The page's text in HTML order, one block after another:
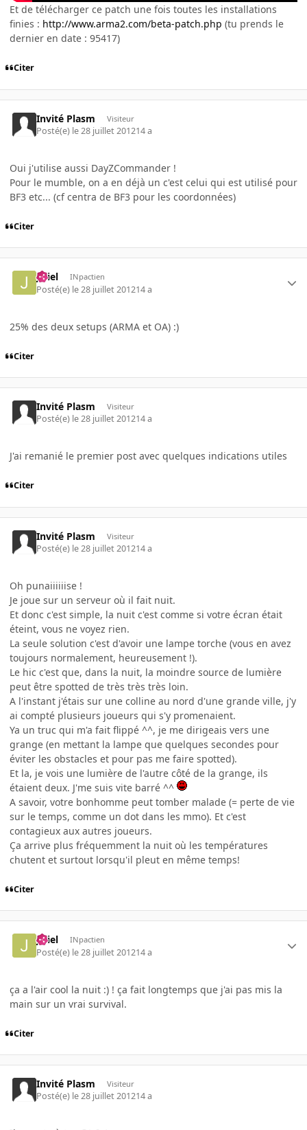
Et de télécharger ce patch une fois toutes les installations
finies : http://www.arma2.com/beta-patch.php (tu prends le
dernier en date : 95417)
Citer
Invité Plasm Visiteur
Posté(e) le 28 juillet 201214 a
Oui j'utilise aussi DayZCommander !
Pour le mumble, on a en déjà un c'est celui qui est utilisé pour
BF3 etc... (cf centra de BF3 pour les coordonnées)
Citer
jeliel INpactien
Posté(e) le 28 juillet 201214 a
25% des deux setups (ARMA et OA) :)
Citer
Invité Plasm Visiteur
Posté(e) le 28 juillet 201214 a
J'ai remanié le premier post avec quelques indications utiles
Citer
Invité Plasm Visiteur
Posté(e) le 28 juillet 201214 a
Oh punaiiiiiise !
Je joue sur un serveur où il fait nuit.
Et donc c'est simple, la nuit c'est comme si votre écran était
éteint, vous ne voyez rien.
La seule solution c'est d'avoir une lampe torche (vous en avez
toujours normalement, heureusement !).
Le hic c'est que, dans la nuit, la moindre source de lumière
peut être spotted de très très très loin.
A l'instant j'étais sur une colline au nord d'une grande ville, j'y
ai compté plusieurs joueurs qui s'y promenaient.
Ya un truc qui m'a fait flippé ^^, je me dirigeais vers une
grange (en mettant la lampe que quelques secondes pour
éviter les obstacles et pour pas me faire spotted).
Et la, je vois une lumière de l'autre côté de la grange, ils
étaient deux. J'me suis vite barré ^^
A savoir, votre bonhomme peut tomber malade (= perte de vie
sur le temps, comme un dot dans les mmo). Et c'est
contagieux aux autres joueurs.
Ça arrive plus fréquemment la nuit où les températures
chutent et surtout lorsqu'il pleut en même temps!
Citer
jeliel INpactien
Posté(e) le 28 juillet 201214 a
ça a l'air cool la nuit :) ! ça fait longtemps que j'ai pas mis la
main sur un vrai survival.
Citer
Invité Plasm Visiteur
Posté(e) le 28 juillet 201214 a